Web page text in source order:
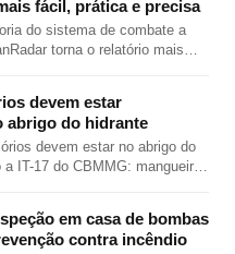
fácil, prática e precisa
do sistema de combate a
torna o relatório mais
devem estar
abrigo do hidrante
devem estar no abrigo do
a IT-17 do CBMMG: mangueira,
em casa de bombas
contra incêndio